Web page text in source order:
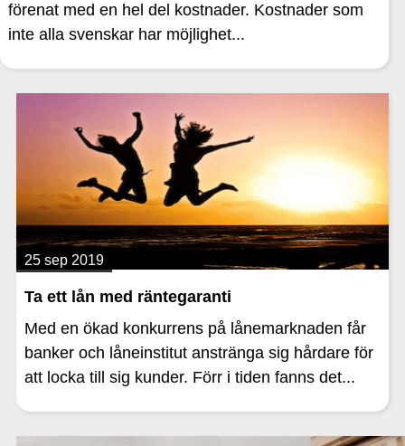
förenat med en hel del kostnader. Kostnader som
inte alla svenskar har möjlighet...
25 sep 2019
Ta ett lån med räntegaranti
Med en ökad konkurrens på lånemarknaden får
banker och låneinstitut anstränga sig hårdare för
att locka till sig kunder. Förr i tiden fanns det...